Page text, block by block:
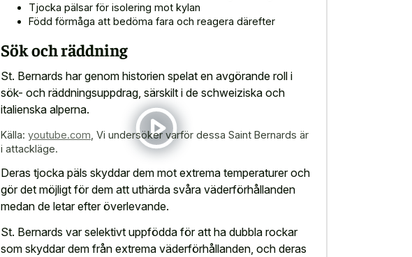
Tjocka pälsar för isolering mot kylan
Född förmåga att bedöma fara och reagera därefter
Sök och räddning
St. Bernards har genom historien spelat en avgörande roll i
sök- och räddningsuppdrag, särskilt i de schweiziska och
italienska alperna.
Källa: youtube.com Vi undersöker varför dessa Saint Bernards är
i attackläge.
Deras tjocka päls skyddar dem mot extrema temperaturer och
gör det möjligt för dem att uthärda svåra väderförhållanden
medan de letar efter överlevande.
St. Bernards var selektivt uppfödda för att ha dubbla rockar
som skyddar dem från extrema väderförhållanden, och deras